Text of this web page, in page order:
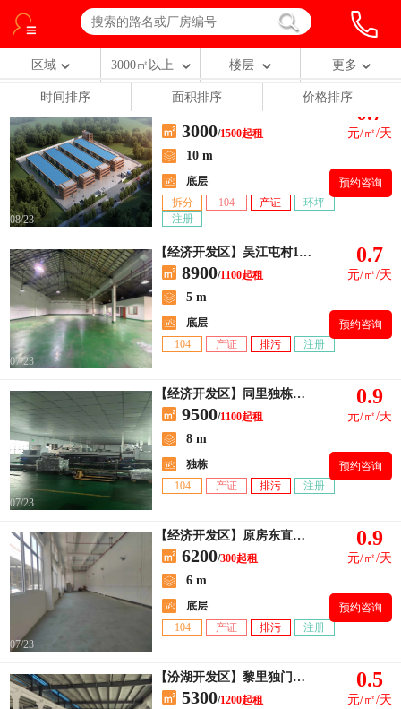
区域 3000㎡以上 楼层 更多
时间排序 面积排序 价格排序
08/23
3000/1500起租
10 m
底层
拆分
104 产证
环坪
注册
0.7
元/㎡/天
预约咨询
07/23
【经济开发区】吴江屯村1100平层高4.5米，大车进出方便
8900/1100起租
5 m
底层
104
产证 排污 注册
0.7
元/㎡/天
预约咨询
07/23
【经济开发区】同里独栋厂房1100平，原房东出租
9500/1100起租
8 m
独栋
104
产证 排污 注册
0.9
元/㎡/天
预约咨询
07/23
【经济开发区】原房东直租1楼300平，高度6米，价格26元含税
6200/300起租
6 m
底层
104
产证 排污 注册
0.9
元/㎡/天
预约咨询
【汾湖开发区】黎里独门独院原房东火车头式厂房约5300平
5300/1200起租
0.5
元/㎡/天